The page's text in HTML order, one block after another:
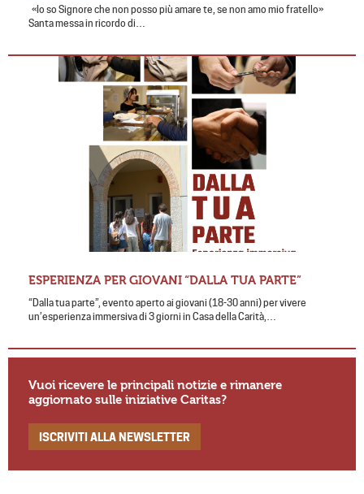
«Io so Signore che non posso più amare te, se non amo mio fratello»
Santa messa in ricordo di…
ESPERIENZA PER GIOVANI “DALLA TUA PARTE”
“Dalla tua parte”, evento aperto ai giovani (18-30 anni) per vivere
un’esperienza immersiva di 3 giorni in Casa della Carità,…
Vuoi ricevere le principali notizie e rimanere
aggiornato sulle iniziative Caritas?
ISCRIVITI ALLA NEWSLETTER